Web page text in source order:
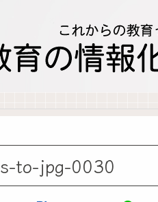
to-jpg-0030